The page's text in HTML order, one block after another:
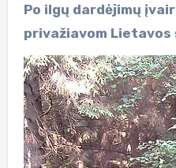
Po ilgų dardėjimų
privažiavom Lietavos